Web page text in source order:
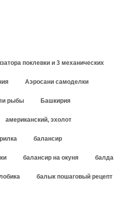
поклевки и 3 механических
Аэросани самоделки
рыбы Башкирия
американский, эхолот
балансир
балансир на окуня балда
балык пошаговый рецепт